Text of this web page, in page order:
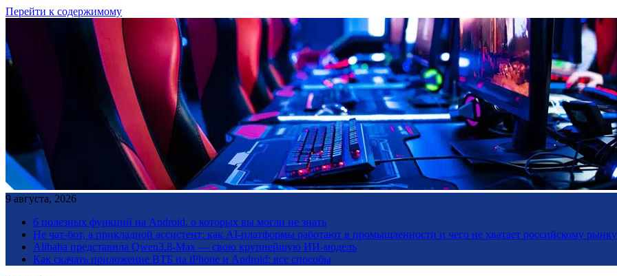
Перейти к содержимому
9 августа, 2026
6 полезных функций на Android, о которых вы могли не знать
Не чат-бот, а прикладной ассистент: как AI-платформы работают в промышленности и чего не хватает российскому рынку
Alibaba представила Qwen3.8-Max — свою крупнейшую ИИ-модель
Как скачать приложение ВТБ на iPhone и Android: все способы